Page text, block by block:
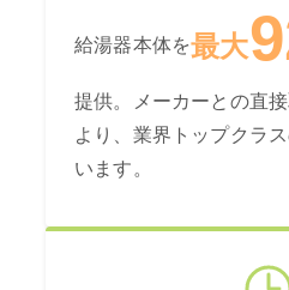
給湯器本体を最大
提供。メーカーとの直
より、業界トップクラ
います。